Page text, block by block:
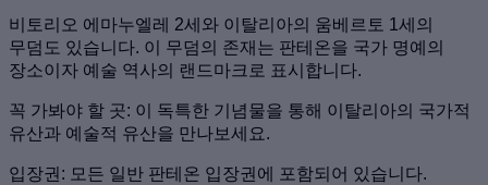
비토리오 에마누엘레 2세와 이탈리아의 움베르토 1세의
무덤도 있습니다. 이 무덤의 존재는 판테온을 국가 명예의
장소이자 예술 역사의 랜드마크로 표시합니다.
꼭 가봐야 할 곳: 이 독특한 기념물을 통해 이탈리아의 국가적
유산과 예술적 유산을 만나보세요.
입장권: 모든 일반 판테온 입장권에 포함되어 있습니다.